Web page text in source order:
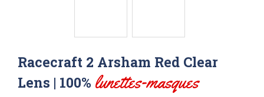
Racecraft 2 Arsham Red Clear
Lens | 100% lunettes-masques